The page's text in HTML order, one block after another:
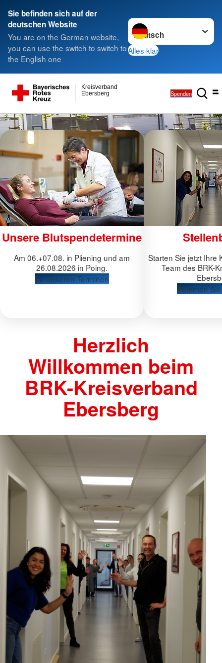
Sie befinden sich auf der
deutschen Website
You are on the German website,
you can use the switch to switch to
the English one
Sprache wechseln zu
Alles klar
Ebersberg
Kreisverband
Spenden
Unsere Blutspendetermine
Am 06.+07.08. in Pliening und am
26.08.2026 in Poing.
Zu unseren Terminen
Starten Sie jetzt Ihre
Team des BRK-
Kommen
Herzlich
Willkommen beim
BRK-Kreisverband
Ebersberg